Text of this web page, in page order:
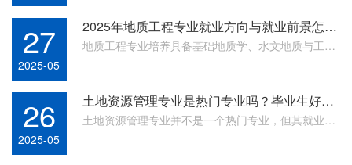
27
2025-05
2025年地质工程专业就业方向与就业前景怎么
样？
地质工程专业培养具备基础地质学、水文地质与工程
26
2025-05
土地资源管理专业是热门专业吗？毕业生好就
业吗？
‌土地资源管理专业并不是一个热门专业，但其就业前